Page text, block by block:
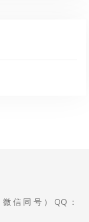
微信同号）QQ：